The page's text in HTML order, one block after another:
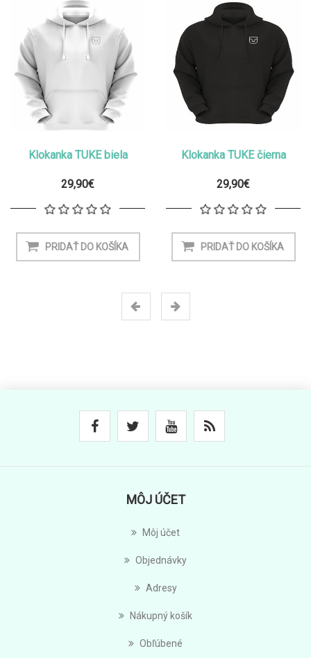
Klokanka TUKE biela
29,90€
Klokanka TUKE čierna
29,90€
MÔJ ÚČET
Môj účet
Objednávky
Adresy
Nákupný košík
Obľúbené